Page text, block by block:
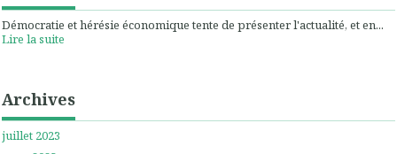
Démocratie et hérésie économique tente de présenter l'actualité, et en...
Lire la suite
Archives
juillet 2023